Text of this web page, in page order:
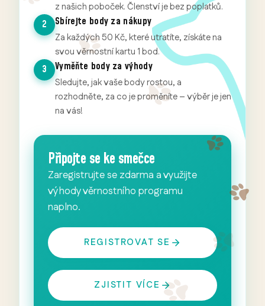
z našich poboček. Členství je bez poplatků.
2
Sbírejte body za nákupy
Za každých 50 Kč, které utratíte, získáte na
svou věrnostní kartu 1 bod.
3
Vyměňte body za výhody
Sledujte, jak vaše body rostou, a
rozhodněte, za co je proměníte – výběr je jen
na vás!
Připojte se ke smečce
Zaregistrujte se zdarma a využijte
výhody věrnostního programu
naplno.
REGISTROVAT SE
ZJISTIT VÍCE